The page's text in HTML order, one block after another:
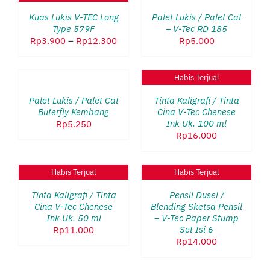
Kuas Lukis V-TEC Long
Type 579F
Rp3.900 – Rp12.300
DETAILS
Palet Lukis / Palet Cat
– V-Tec RD 185
Rp5.000
DETAILS
Palet Lukis / Palet Cat
Buterfly Kembang
Rp5.250
Habis Terjual
Tinta Kaligrafi / Tinta
Cina V-Tec Chenese
Ink Uk. 100 ml
Rp16.000
Habis Terjual
Tinta Kaligrafi / Tinta
Cina V-Tec Chenese
Ink Uk. 50 ml
Rp11.000
Habis Terjual
Pensil Dusel /
Blending Sketsa Pensil
– V-Tec Paper Stump
Set Isi 6
Rp14.000